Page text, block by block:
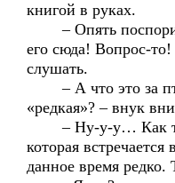
книгой в руках.
– Опять
его сюда! Вопрос-то!
слушать.
– А что это за
«редкая»? – внук
– Ну-у-у… Как
которая
данное время редко.